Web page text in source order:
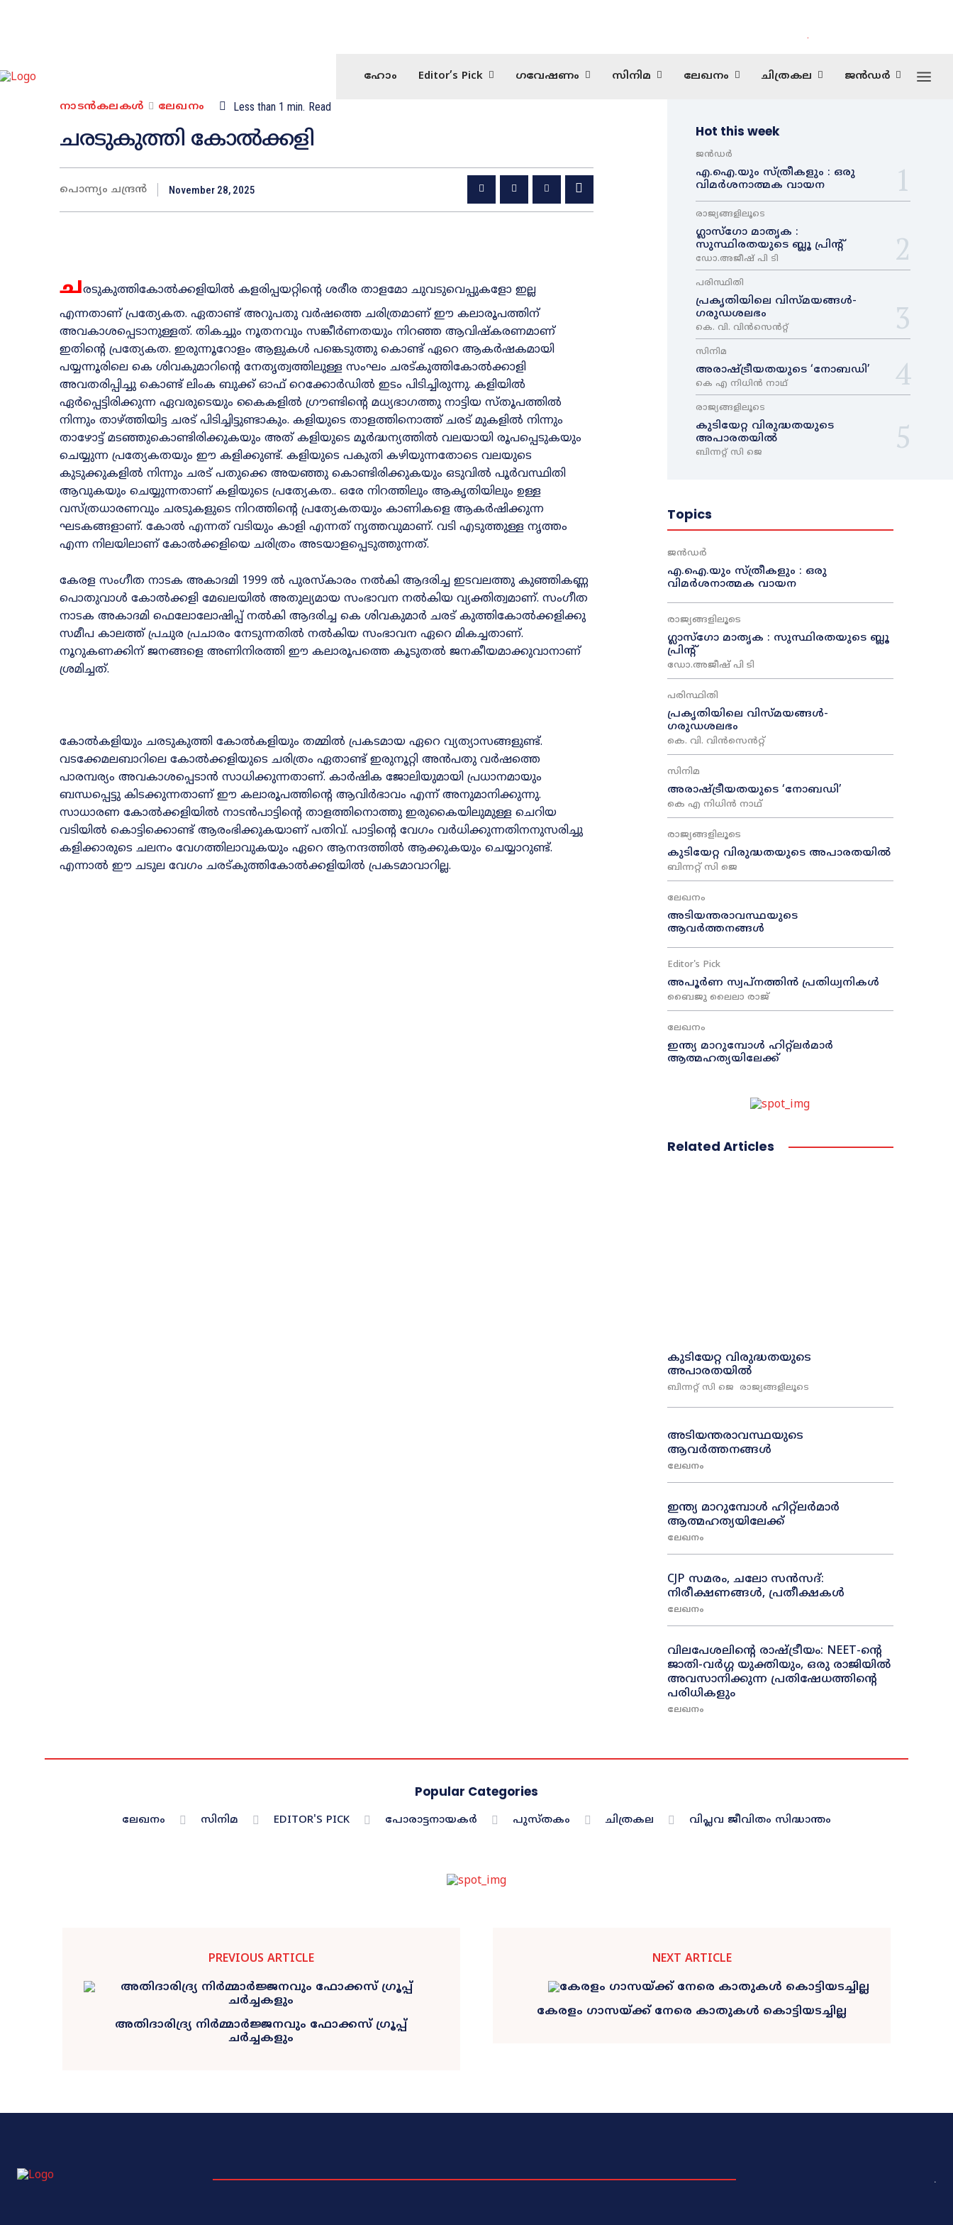
.
ഹോം Editor’s Pick ഗവേഷണം സിനിമ ലേഖനം ചിത്രകല ജൻഡർ
നാടൻകലകൾ ലേഖനം Less than 1 min. Read
ചരടുകുത്തി കോൽക്കളി
പൊന്ന്യം ചന്ദ്രൻ November 28, 2025
ചരടുകുത്തികോൽക്കളിയിൽ കളരിപ്പയറ്റിന്റെ ശരീര താളമോ ചുവടുവെപ്പുകളോ ഇല്ല
എന്നതാണ് പ്രത്യേകത. ഏതാണ്ട് അറുപതു വർഷത്തെ ചരിത്രമാണ് ഈ കലാരൂപത്തിന്
അവകാശപ്പെടാനുള്ളത്. തികച്ചും നൂതനവും സങ്കീർണതയും നിറഞ്ഞ ആവിഷ്കരണമാണ്
ഇതിന്റെ പ്രത്യേകത. ഇരുന്നൂറോളം ആളുകൾ പങ്കെടുത്തു കൊണ്ട്ഏറെ ആകർഷകമായി
പയ്യന്നൂരിലെ കെ ശിവകുമാറിന്റെ നേതൃത്വത്തിലുള്ള സംഘം ചരട്കുത്തികോൽക്കാളി
അവതരിപ്പിച്ചു കൊണ്ട് ലിംക ബുക്ക്‌ ഓഫ് റെക്കോർഡിൽ ഇടം പിടിച്ചിരുന്നു. കളിയിൽ
ഏർപ്പെട്ടിരിക്കുന്ന ഏവരുടെയും കൈകളിൽ ഗ്രൗണ്ടിന്റെ മധ്യഭാഗത്തു നാട്ടിയ സ്തൂപത്തിൽ
നിന്നും താഴ്ത്തിയിട്ട ചരട് പിടിച്ചിട്ടുണ്ടാകും. കളിയുടെ താളത്തിനൊത്ത്ചരട് മുകളിൽ നിന്നും
താഴോട്ട് മടഞ്ഞുകൊണ്ടിരിക്കുകയും അത് കളിയുടെ മൂർദ്ധന്യത്തിൽ വലയായി രൂപപ്പെടുകയും
ചെയ്യുന്ന പ്രത്യേകതയും ഈ കളിക്കുണ്ട്. കളിയുടെ പകുതി കഴിയുന്നതോടെ വലയുടെ
കുടുക്കുകളിൽ നിന്നും ചരട് പതുക്കെ അയഞ്ഞു കൊണ്ടിരിക്കുകയും ഒടുവിൽ പൂർവസ്ഥിതി
ആവുകയും ചെയ്യുന്നതാണ് കളിയുടെ പ്രത്യേകത.. ഒരേ നിറത്തിലും ആകൃതിയിലും ഉള്ള
വസ്ത്രധാരണവും ചരടുകളുടെ നിറത്തിന്റെ പ്രത്യേകതയും കാണികളെ ആകർഷിക്കുന്ന
ഘടകങ്ങളാണ്. കോൽ എന്നത് വടിയും കാളി എന്നത് നൃത്തവുമാണ്. വടി എടുത്തുള്ള നൃത്തം
എന്ന നിലയിലാണ് കോൽക്കളിയെ ചരിത്രം അടയാളപ്പെടുത്തുന്നത്.
കേരള സംഗീത നാടക അകാദമി 1999 ൽ പുരസ്‌കാരം നൽകി ആദരിച്ച ഇടവലത്തു കുഞ്ഞികണ്ണ
പൊതുവാൾ കോൽക്കളി മേഖലയിൽ അതുല്യമായ സംഭാവന നൽകിയ വ്യക്തിത്വമാണ്. സംഗീത
നാടക അകാദമി ഫെലോലോഷിപ്പ്നൽകി ആദരിച്ച കെ ശിവകുമാർ ചരട് കുത്തികോൽക്കളിക്കു
സമീപ കാലത്ത് പ്രചുര പ്രചാരം നേടുന്നതിൽ നൽകിയ സംഭാവന ഏറെ മികച്ചതാണ്.
നൂറുകണക്കിന് ജനങ്ങളെ അണിനിരത്തി ഈ കലാരൂപത്തെ കൂടുതൽ ജനകീയമാക്കുവാനാണ്
ശ്രമിച്ചത്.
കോൽകളിയും ചരടുകുത്തി കോൽകളിയും തമ്മിൽ പ്രകടമായ ഏറെ വ്യത്യാസങ്ങളുണ്ട്.
വടക്കേമലബാറിലെ കോൽക്കളിയുടെ ചരിത്രം ഏതാണ്ട് ഇരുനൂറ്റി അൻപതു വർഷത്തെ
പാരമ്പര്യം അവകാശപ്പെടാൻ സാധിക്കുന്നതാണ്. കാർഷിക ജോലിയുമായി പ്രധാനമായും
ബന്ധപ്പെട്ടു കിടക്കുന്നതാണ് ഈ കലാരൂപത്തിന്റെ ആവിർഭാവം എന്ന് അനുമാനിക്കുന്നു.
സാധാരണ കോൽക്കളിയിൽ നാടൻപാട്ടിന്റെ താളത്തിനൊത്തു ഇരുകൈയിലുമുള്ള ചെറിയ
വടിയിൽ കൊട്ടിക്കൊണ്ട് ആരംഭിക്കുകയാണ് പതിവ്. പാട്ടിന്റെ വേഗം വർധിക്കുന്നതിനനുസരിച്ചു
കളിക്കാരുടെ ചലനം വേഗത്തിലാവുകയും ഏറെ ആനന്ദത്തിൽ ആക്കുകയും ചെയ്യാറുണ്ട്.
എന്നാൽ ഈ ചടുല വേഗം ചരട്കുത്തികോൽക്കളിയിൽ പ്രകടമാവാറില്ല.
Hot this week
ജൻഡർ
എ.ഐ.യും സ്ത്രീകളും : ഒരു
വിമർശനാത്മക വായന
രാജ്യങ്ങളിലൂടെ
ഗ്ലാസ്ഗോ മാതൃക :
സുസ്ഥിരതയുടെ ബ്ലൂ പ്രിന്റ്
ഡോ.അജീഷ് പി ടി
പരിസ്ഥിതി
പ്രകൃതിയിലെ വിസ്മയങ്ങൾ-
ഗരുഡശലഭം
കെ. വി. വിൻസെൻറ്റ്
സിനിമ
അരാഷ്‌ട്രീയതയുടെ ‘നോബഡി’
കെ എ നിധിൻ നാഥ്‌
രാജ്യങ്ങളിലൂടെ
കുടിയേറ്റ വിരുദ്ധതയുടെ
അപാരതയിൽ
ബിന്നറ്റ് സി ജെ
Topics
ജൻഡർ
എ.ഐ.യും സ്ത്രീകളും : ഒരു
വിമർശനാത്മക വായന
രാജ്യങ്ങളിലൂടെ
ഗ്ലാസ്ഗോ മാതൃക : സുസ്ഥിരതയുടെ ബ്ലൂ
പ്രിന്റ്
ഡോ.അജീഷ് പി ടി
പരിസ്ഥിതി
പ്രകൃതിയിലെ വിസ്മയങ്ങൾ-
ഗരുഡശലഭം
കെ. വി. വിൻസെൻറ്റ്
സിനിമ
അരാഷ്‌ട്രീയതയുടെ ‘നോബഡി’
കെ എ നിധിൻ നാഥ്‌
രാജ്യങ്ങളിലൂടെ
കുടിയേറ്റ വിരുദ്ധതയുടെ അപാരതയിൽ
ബിന്നറ്റ് സി ജെ
ലേഖനം
അടിയന്തരാവസ്ഥയുടെ
ആവർത്തനങ്ങൾ
Editor's Pick
അപൂർണ സ്വപ്നത്തിൻ പ്രതിധ്വനികൾ
ബൈജു ലൈലാ രാജ്
ലേഖനം
ഇന്ത്യ മാറുമ്പോൾ ഹിറ്റ്ലർമാർ
ആത്മഹത്യയിലേക്ക്
Related Articles
കുടിയേറ്റ വിരുദ്ധതയുടെ
അപാരതയിൽ
ബിന്നറ്റ് സി ജെ രാജ്യങ്ങളിലൂടെ
അടിയന്തരാവസ്ഥയുടെ
ആവർത്തനങ്ങൾ
ലേഖനം
ഇന്ത്യ മാറുമ്പോൾ ഹിറ്റ്ലർമാർ
ആത്മഹത്യയിലേക്ക്
ലേഖനം
CJP സമരം, ചലോ സൻസദ്:
നിരീക്ഷണങ്ങൾ, പ്രതീക്ഷകൾ
ലേഖനം
വിലപേശലിന്റെ രാഷ്ട്രീയം: NEET-ന്റെ
ജാതി-വർഗ്ഗ യുക്തിയും, ഒരു രാജിയിൽ
അവസാനിക്കുന്ന പ്രതിഷേധത്തിന്റെ
പരിധികളും
ലേഖനം
Popular Categories
ലേഖനം സിനിമ EDITOR'S PICK പോരാട്ടനായകർ പുസ്തകം ചിത്രകല വിപ്ലവ ജീവിതം സിദ്ധാന്തം
PREVIOUS ARTICLE
അതിദാരിദ്ര്യ നിർമ്മാർജ്ജനവും ഫോക്കസ് ഗ്രൂപ്പ്
ചർച്ചകളും
NEXT ARTICLE
കേരളം ഗാസയ്ക്ക് നേരെ കാതുകൾ കൊട്ടിയടച്ചില്ല
.